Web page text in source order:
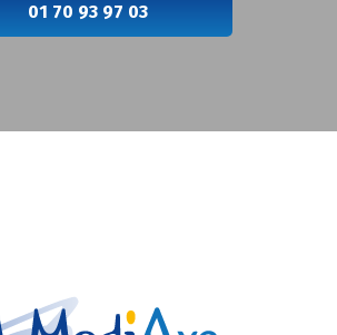
01 70 93 97 03